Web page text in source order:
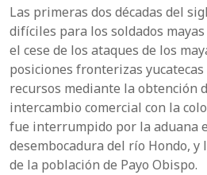
Las primeras dos décadas del
difíciles para los soldados
el cese de los ataques de los
posiciones fronterizas
recursos mediante la obtención
intercambio comercial con la
fue interrumpido por la aduana
desembocadura del río Hondo,
de la población de Payo Obispo.